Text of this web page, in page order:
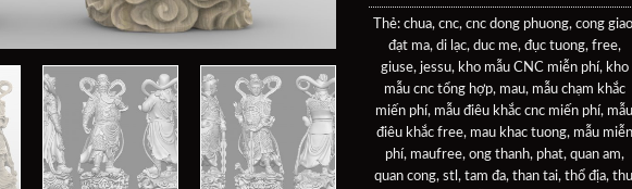
Thẻ: chua, cnc, cnc dong phuong, cong giao
đạt ma, di lạc, duc me, đục tuong, free,
giuse, jessu, kho mẫu CNC miễn phí, kho
mẫu cnc tổng hợp, mau, mẫu chạm khắc
miến phí, mẫu điêu khắc cnc miến phí, mẫu
điêu khắc free, mau khac tuong, mẫu miễn
phí, maufree, ong thanh, phat, quan am,
quan cong, stl , tam đa, than tai, thổ địa,